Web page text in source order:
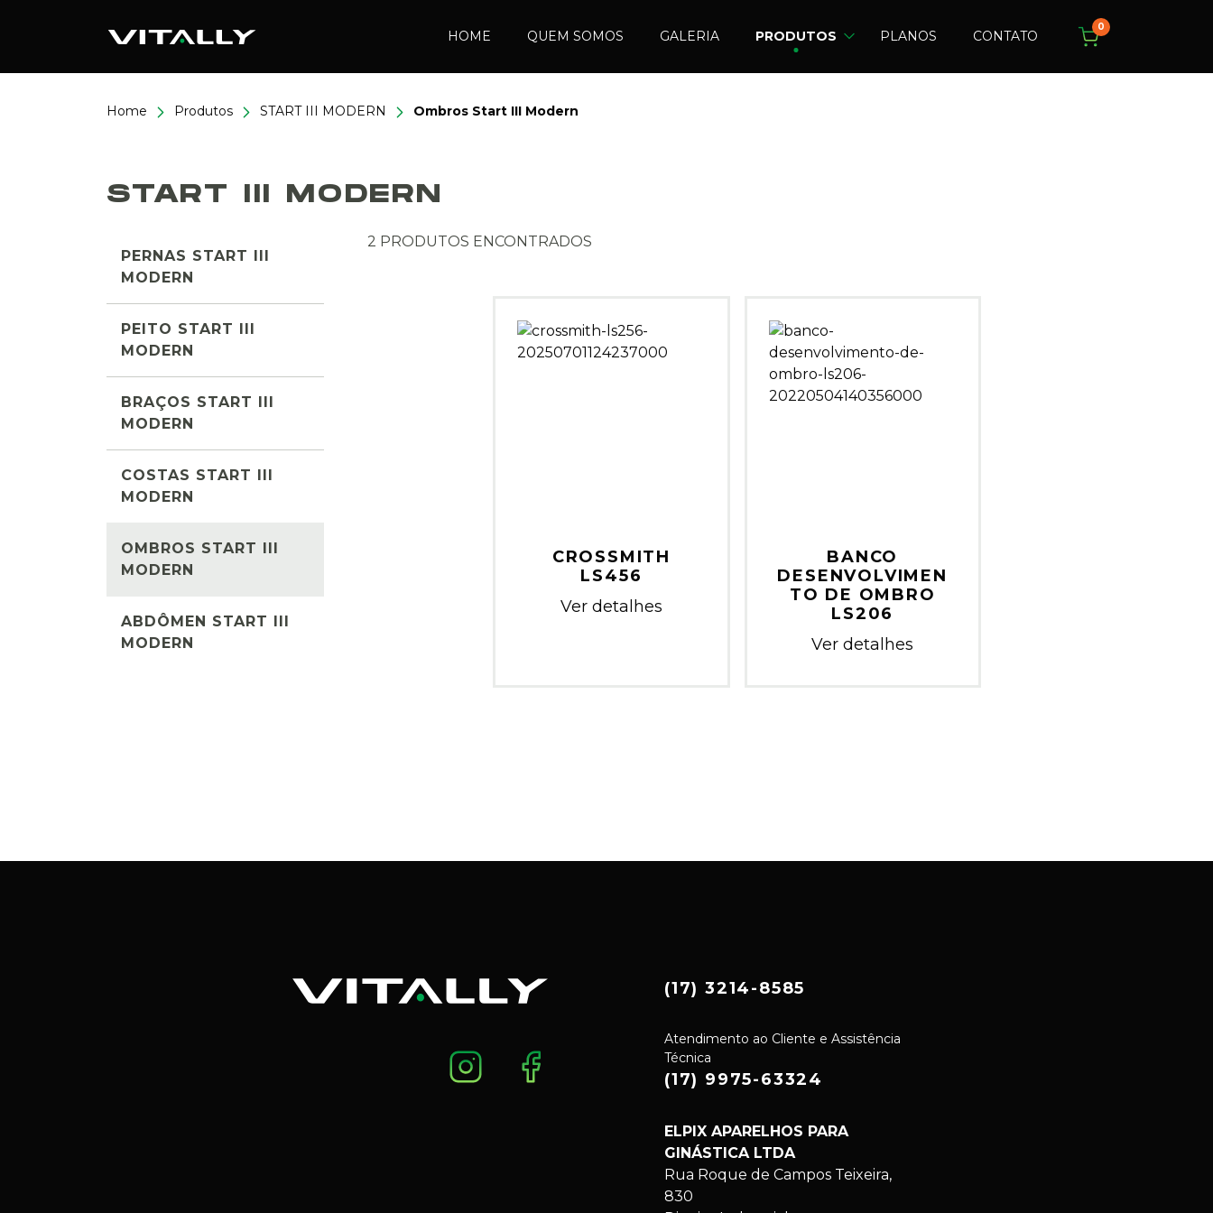
HOME QUEM SOMOS GALERIA PRODUTOS PLANOS CONTATO
0
Home Produtos START III MODERN Ombros Start III Modern
START III MODERN
PERNAS START III
MODERN
PEITO START III
MODERN
BRAÇOS START III
MODERN
COSTAS START III
MODERN
OMBROS START III
MODERN
ABDÔMEN START III
MODERN
2 PRODUTOS ENCONTRADOS
CROSSMITH
LS456
Ver detalhes
BANCO
DESENVOLVIMEN
TO DE OMBRO
LS206
Ver detalhes
(17) 3214-8585
Atendimento ao Cliente e Assistência
Técnica
(17) 9975-63324
ELPIX APARELHOS PARA
GINÁSTICA LTDA
Rua Roque de Campos Teixeira,
830